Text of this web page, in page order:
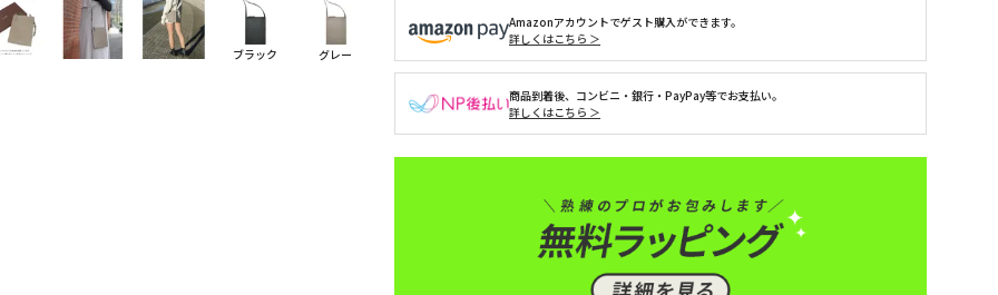
ブラック グレー
Amazonアカウントでゲスト購入ができます。
詳しくはこちら ＞
商品到着後、コンビニ・銀行・PayPay等でお支払い。
詳しくはこちら ＞